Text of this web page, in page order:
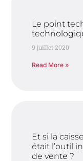
Le point
9 juillet 2020
Read More »
Et si la
était l’outil
de vente ?